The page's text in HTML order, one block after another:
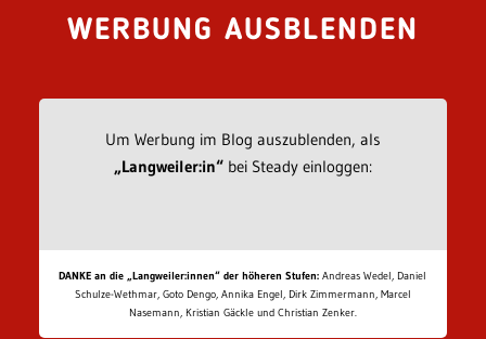
WERBUNG AUSBLENDEN
Um Werbung im Blog auszublenden, als
„Langweiler:in“bei Steady einloggen:
DANKE an die „Langweiler:innen“ der höheren Stufen: Andreas Wedel, Daniel
Schulze-Wethmar, Goto Dengo, Annika Engel, Dirk Zimmermann, Marcel
Nasemann, Kristian Gäckle und Christian Zenker.